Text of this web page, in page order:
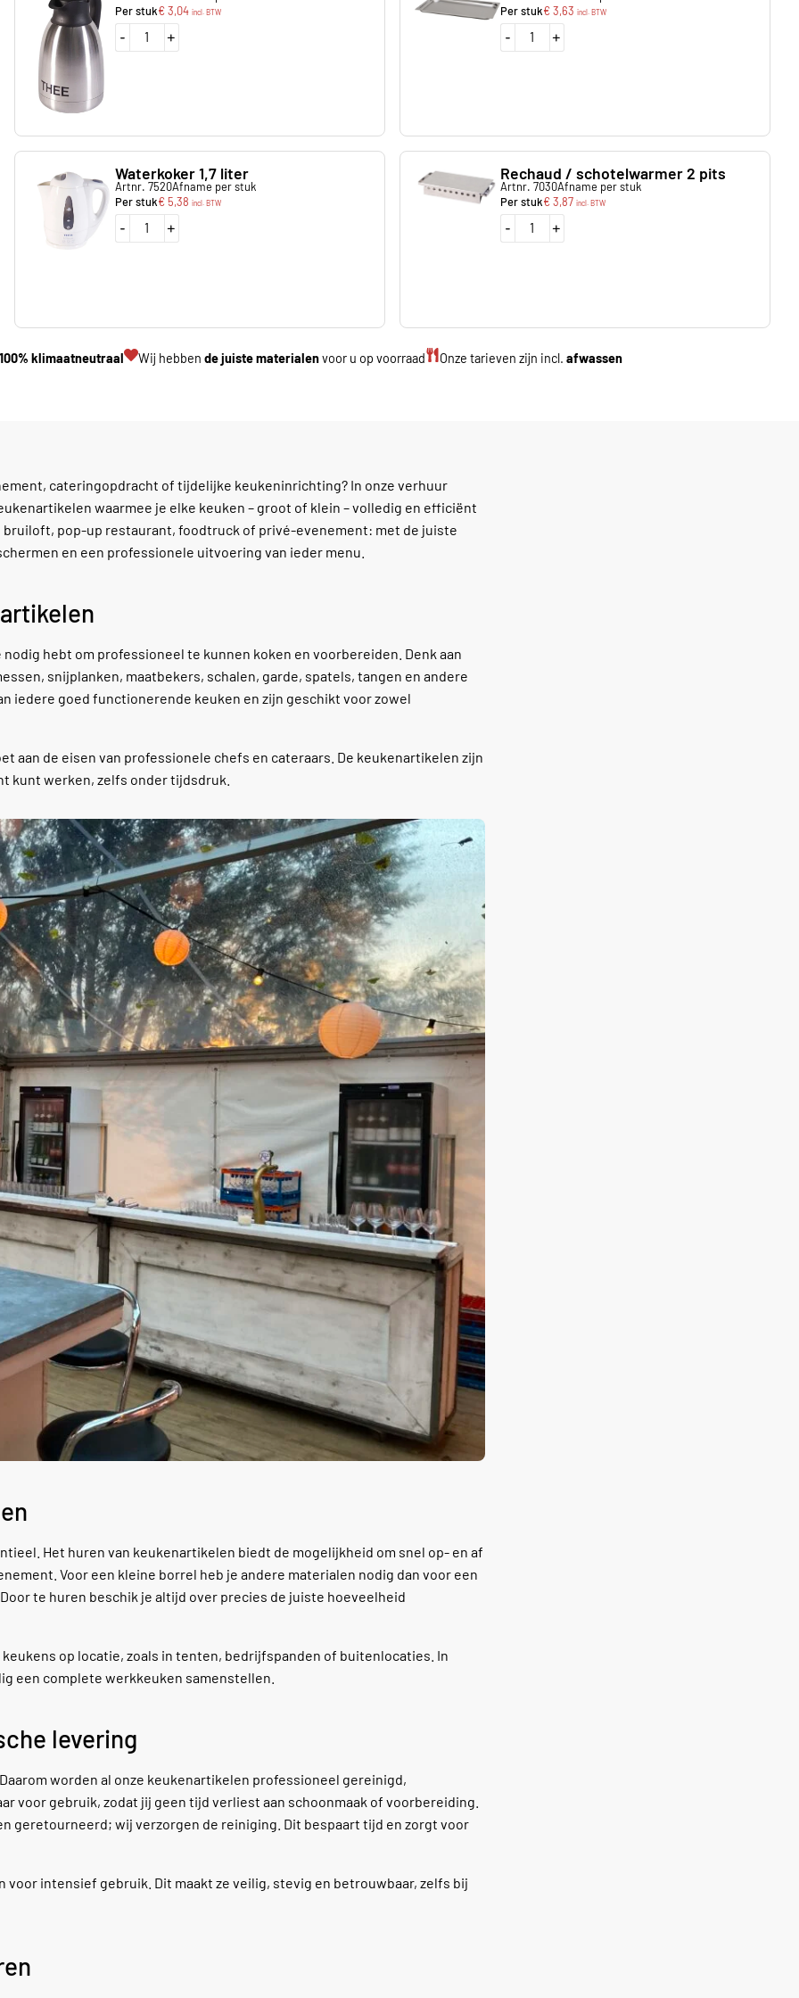
Per stuk€3,04 incl. BTW
- +
Per stuk€3,63 incl. BTW
- +
Waterkoker 1,7 liter
Artnr. 7520Afname per stuk
Per stuk€5,38 incl. BTW
- +
Rechaud / schotelwarmer 2 pits
Artnr. 7030Afname per stuk
Per stuk€3,87 incl. BTW
- +
100% klimaatneutraal Wij hebben de juiste materialenvoor u op voorraad Onze tarieven zijn incl. afwassen
cateringopdracht of tijdelijke keukeninrichting? In onze verhuur
waarmee je elke keuken – groot of klein – volledig en efficiënt
pop-up restaurant, foodtruck of privé-evenement: met de juiste
en een professionele uitvoering van ieder menu.
hebt om professioneel te kunnen koken en voorbereiden. Denk aan
snijplanken, maatbekers, schalen, garde, spatels, tangen en andere
iedere goed functionerende keuken en zijn geschikt voor zowel
aan de eisen van professionele chefs en cateraars. De keukenartikelen zijn
kunt werken, zelfs onder tijdsdruk.
Het huren van keukenartikelen biedt de mogelijkheid om snel op- en af
Voor een kleine borrel heb je andere materialen nodig dan voor een
te huren beschik je altijd over precies de juiste hoeveelheid
op locatie, zoals in tenten, bedrijfspanden of buitenlocaties. In
een complete werkkeuken samenstellen.
levering
worden al onze keukenartikelen professioneel gereinigd,
voor gebruik, zodat jij geen tijd verliest aan schoonmaak of voorbereiding.
geretourneerd; wij verzorgen de reiniging. Dit bespaart tijd en zorgt voor
intensief gebruik. Dit maakt ze veilig, stevig en betrouwbaar, zelfs bij